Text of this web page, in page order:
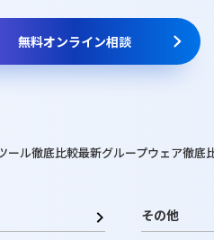
無料オンライン相談
最新グループウェア徹底
ール徹底比較
その他